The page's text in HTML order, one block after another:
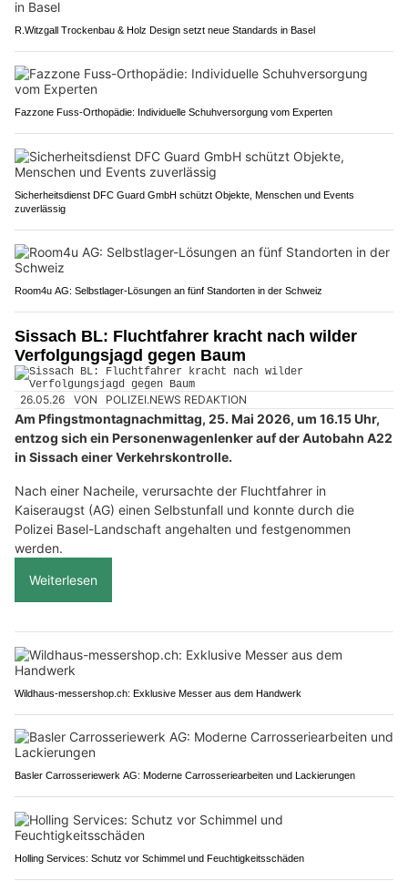
R.Witzgall Trockenbau & Holz Design setzt neue Standards in Basel
Fazzone Fuss-Orthopädie: Individuelle Schuhversorgung vom Experten
Sicherheitsdienst DFC Guard GmbH schützt Objekte, Menschen und Events
zuverlässig
Room4u AG: Selbstlager-Lösungen an fünf Standorten in der Schweiz
Sissach BL: Fluchtfahrer kracht nach wilder
Verfolgungsjagd gegen Baum
26.05.26 VON POLIZEI.NEWS REDAKTION
Am Pfingstmontagnachmittag, 25. Mai 2026, um 16.15 Uhr,
entzog sich ein Personenwagenlenker auf der Autobahn A22
in Sissach einer Verkehrskontrolle.
Nach einer Nacheile, verursachte der Fluchtfahrer in
Kaiseraugst (AG) einen Selbstunfall und konnte durch die
Polizei Basel-Landschaft angehalten und festgenommen
werden.
Weiterlesen
Wildhaus-messershop.ch: Exklusive Messer aus dem Handwerk
Basler Carrosseriewerk AG: Moderne Carrosseriearbeiten und Lackierungen
Holling Services: Schutz vor Schimmel und Feuchtigkeitsschäden